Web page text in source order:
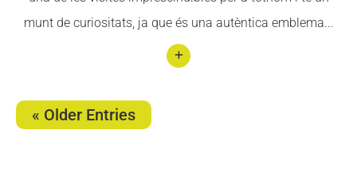
munt de curiositats, ja que és una autèntica emblema...
« Older Entries